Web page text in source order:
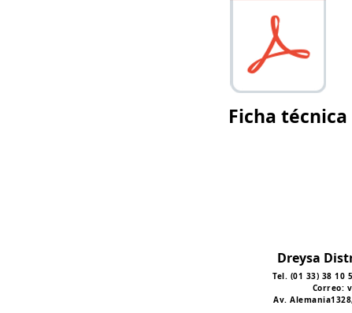
Ficha técnica
Dreysa
Tel. (01 33) 38 10
Correo:
Av.